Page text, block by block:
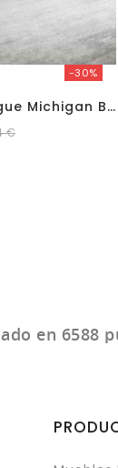
-30%
S
Ofá Chaise Longue Michigan Bronx
€
en 6588